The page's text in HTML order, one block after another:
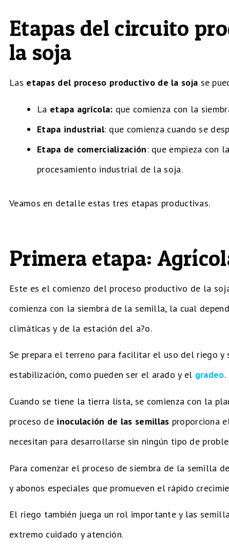
Etapas del circuito
la soja
Las etapas del proceso productivo de la soja se
La etapa agrícola: que comienza con la
Etapa industrial: que comienza cuando se
Etapa de comercialización: que empieza con
procesamiento industrial de la soja.
Veamos en detalle estas tres etapas productivas.
Primera etapa:
Este es el comienzo del proceso productivo de la
comienza con la siembra de la semilla, la cual
climáticas y de la estación del a?o.
Se prepara el terreno para facilitar el uso del riego y
estabilización, como pueden ser el arado y el gradeo.
Cuando se tiene la tierra lista, se comienza con la
proceso de inoculación de las semillas proporciona
necesitan para desarrollarse sin ningún tipo de
Para comenzar el proceso de siembra de la semilla
y abonos especiales que promueven el rápido
El riego también juega un rol importante y las
extremo cuidado y atención.